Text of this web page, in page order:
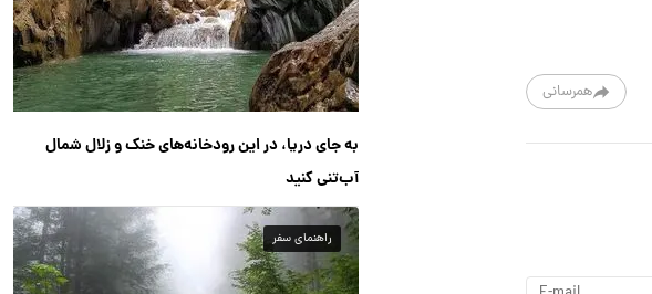
همرسانی
به جای دریا، در این رودخانه‌های خنک و زلال شمال
آب‌تنی کنید
راهنمای سفر